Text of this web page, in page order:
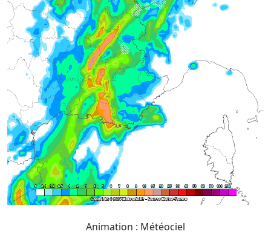
Animation : Météociel